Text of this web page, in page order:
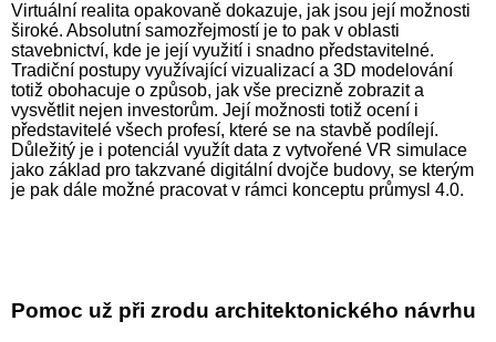
Virtuální realita opakovaně dokazuje, jak jsou její možnosti
široké. Absolutní samozřejmostí je to pak v oblasti
stavebnictví, kde je její využití i snadno představitelné.
Tradiční postupy využívající vizualizací a 3D modelování
totiž obohacuje o způsob, jak vše precizně zobrazit a
vysvětlit nejen investorům. Její možnosti totiž ocení i
představitelé všech profesí, které se na stavbě podílejí.
Důležitý je i potenciál využít data z vytvořené VR simulace
jako základ pro takzvané digitální dvojče budovy, se kterým
je pak dále možné pracovat v rámci konceptu průmysl 4.0.
Pomoc už při zrodu architektonického návrhu